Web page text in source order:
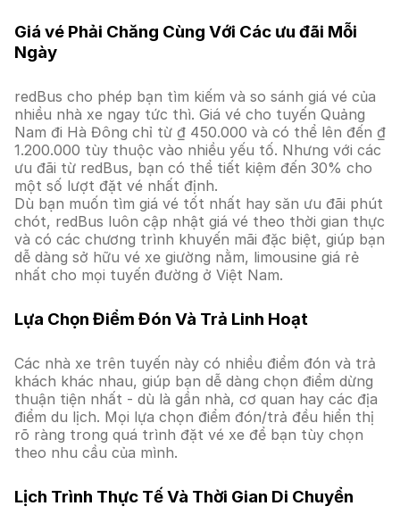
Giá vé Phải Chăng Cùng Với Các ưu đãi Mỗi
Ngày
redBus cho phép bạn tìm kiếm và so sánh giá vé của
nhiều nhà xe ngay tức thì. Giá vé cho tuyến Quảng
Nam đi Hà Đông chỉ từ ₫ 450.000 và có thể lên đến ₫
1.200.000 tùy thuộc vào nhiều yếu tố. Nhưng với các
ưu đãi từ redBus, bạn có thể tiết kiệm đến 30% cho
một số lượt đặt vé nhất định.
Dù bạn muốn tìm giá vé tốt nhất hay săn ưu đãi phút
chót, redBus luôn cập nhật giá vé theo thời gian thực
và có các chương trình khuyến mãi đặc biệt, giúp bạn
dễ dàng sở hữu vé xe giường nằm, limousine giá rẻ
nhất cho mọi tuyến đường ở Việt Nam.
Lựa Chọn Điểm Đón Và Trả Linh Hoạt
Các nhà xe trên tuyến này có nhiều điểm đón và trả
khách khác nhau, giúp bạn dễ dàng chọn điểm dừng
thuận tiện nhất - dù là gần nhà, cơ quan hay các địa
điểm du lịch. Mọi lựa chọn điểm đón/trả đều hiển thị
rõ ràng trong quá trình đặt vé xe để bạn tùy chọn
theo nhu cầu của mình.
Lịch Trình Thực Tế Và Thời Gian Di Chuyển